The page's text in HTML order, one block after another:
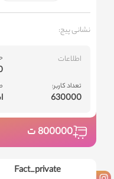
نشانی پیج:
اطلاعات
تعداد کاربر:
630000
800000ت
Fact_private